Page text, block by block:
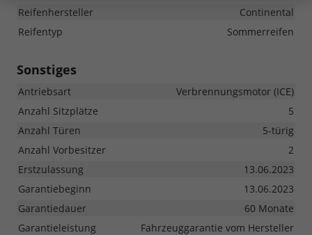
Reifenhersteller
Continental
Reifentyp
Sommerreifen
Sonstiges
Antriebsart
Verbrennungsmotor (ICE)
Anzahl Sitzplätze
5
Anzahl Türen
5-türig
Anzahl Vorbesitzer
2
Erstzulassung
13.06.2023
Garantiebeginn
13.06.2023
Garantiedauer
60 Monate
Garantieleistung
Fahrzeuggarantie vom Hersteller